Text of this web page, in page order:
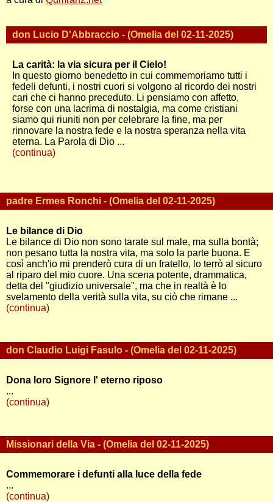
don Lucio D'Abbraccio - (Omelia del 02-11-2025)
La carità: la via sicura per il Cielo!
In questo giorno benedetto in cui commemoriamo tutti i
fedeli defunti, i nostri cuori si volgono al ricordo dei nostri
cari che ci hanno preceduto. Li pensiamo con affetto,
forse con una lacrima di nostalgia, ma come cristiani
siamo qui riuniti non per celebrare la fine, ma per
rinnovare la nostra fede e la nostra speranza nella vita
eterna. La Parola di Dio ...
(continua)
padre Ermes Ronchi - (Omelia del 02-11-2025)
Le bilance di Dio
Le bilance di Dio non sono tarate sul male, ma sulla bontà;
non pesano tutta la nostra vita, ma solo la parte buona. E
così anch'io mi prenderò cura di un fratello, lo terrò al sicuro
al riparo del mio cuore. Una scena potente, drammatica,
detta del "giudizio universale", ma che in realtà è lo
svelamento della verità sulla vita, su ciò che rimane ...
(continua)
don Claudio Luigi Fasulo - (Omelia del 02-11-2025)
Dona loro Signore l' eterno riposo
...
(continua)
Missionari della Via - (Omelia del 02-11-2025)
Commemorare i defunti alla luce della fede
...
(continua)